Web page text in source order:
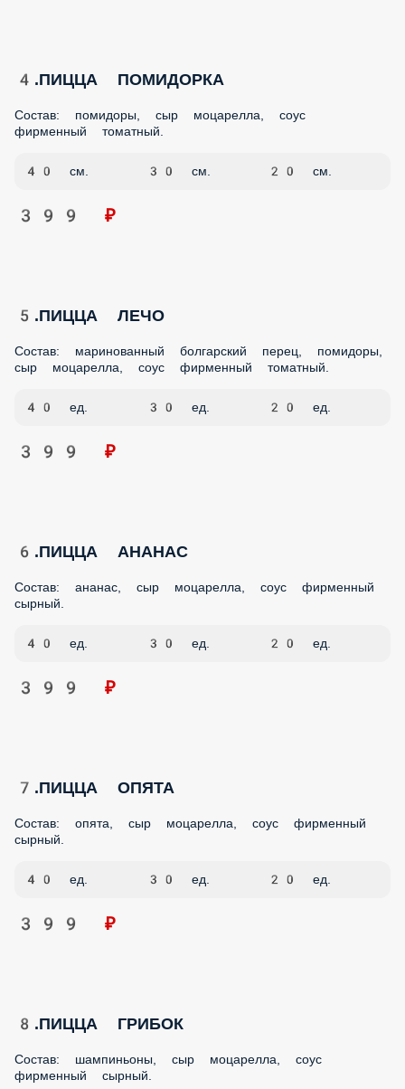
4.ПИЦЦА ПОМИДОРКА
Состав: помидоры, сыр моцарелла, соус фирменный
томатный.
40 см. 30 см. 20 см.
399 ₽
5.ПИЦЦА ЛЕЧО
Состав: маринованный болгарский перец, помидоры, сыр
моцарелла, соус фирменный томатный.
40 ед. 30 ед. 20 ед.
399 ₽
6.ПИЦЦА АНАНАС
Состав: ананас, сыр моцарелла, соус фирменный сырный.
Состав: опята, сыр моцарелла, соус фирменный сырный.
40 ед.
399 ₽
Состав: шампиньоны, сыр моцарелла, соус фирменный
сырный.
40 см. 30 см.